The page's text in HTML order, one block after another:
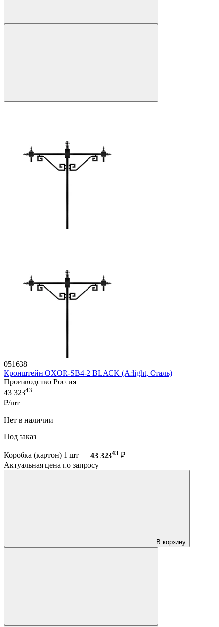
051638
Кронштейн OXOR-SB4-2 BLACK (Arlight, Сталь)
Производство Россия
43 32343
₽/шт
Нет в наличии
Под заказ
Коробка (картон) 1 шт — 43 32343 ₽
Актуальная цена по запросу
В корзину